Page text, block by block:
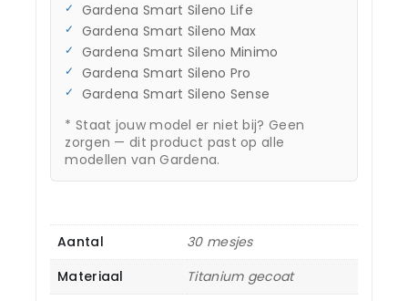
Gardena Smart Sileno Life
Gardena Smart Sileno Max
Gardena Smart Sileno Minimo
Gardena Smart Sileno Pro
Gardena Smart Sileno Sense
* Staat jouw model er niet bij? Geen
zorgen — dit product past op alle
modellen van Gardena.
Aantal
30 mesjes
Materiaal
Titanium gecoat